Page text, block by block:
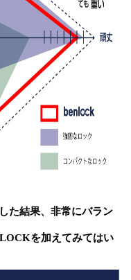
た結果、非常にバラン
を加えてみてはい